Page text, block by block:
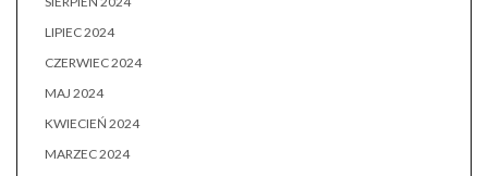
LIPIEC 2024
CZERWIEC 2024
MAJ 2024
KWIECIEŃ 2024
MARZEC 2024